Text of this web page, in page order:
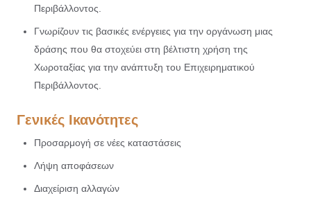
Περιβάλλοντος.
Γνωρίζουν τις βασικές ενέργειες για την οργάνωση μιας
δράσης που θα στοχεύει στη βέλτιστη χρήση της
Χωροταξίας για την ανάπτυξη του Επιχειρηματικού
Περιβάλλοντος.
Γενικές Ικανότητες
Προσαρμογή σε νέες καταστάσεις
Λήψη αποφάσεων
Διαχείριση αλλαγών